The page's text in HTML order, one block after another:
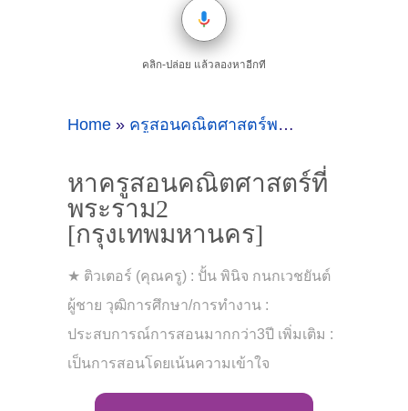
คลิก-ปล่อย แล้วลองหาอีกที
Home » ครูสอนคณิตศาสตร์พระราม2
หาครูสอนคณิตศาสตร์ที่
พระราม2
[กรุงเทพมหานคร]
★ ติวเตอร์ (คุณครู) : ปั้น พินิจ กนกเวชยันต์
ผู้ชาย วุฒิการศึกษา/การทำงาน :
ประสบการณ์การสอนมากกว่า3ปี เพิ่มเติม :
เป็นการสอนโดยเน้นความเข้าใจ